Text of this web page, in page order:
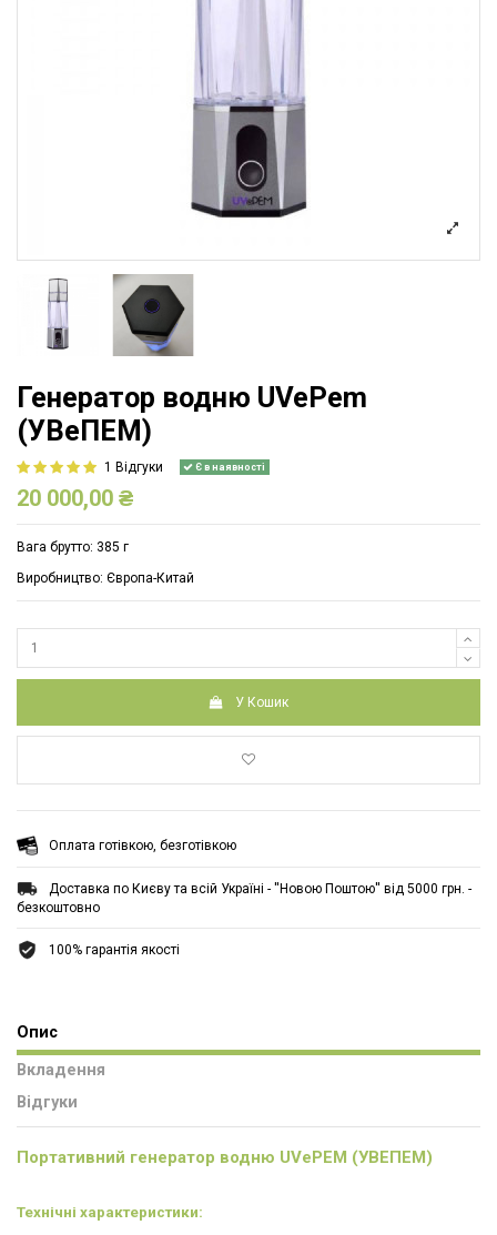
Генератор водню UVePem
(УВеПЕМ)
1 Відгуки Є в наявності
20 000,00 ₴
Вага брутто: 385 г
Виробництво: Європа-Китай
У Кошик
Оплата готівкою, безготівкою
Доставка по Києву та всій Україні - ''Новою Поштою'' від 5000 грн. -
безкоштовно
100% гарантія якості
Опис
Вкладення
Відгуки
Портативний генератор водню UVePEM (УВЕПЕМ)
Технічні характеристики: